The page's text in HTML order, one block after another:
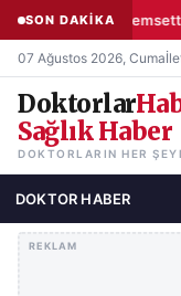
SON DAKİKA
07 Ağustos 2026, Cuma
Doktorlar
Sağlık Haber
DOKTORLARIN HER
DOKTOR HABER
REKLAM